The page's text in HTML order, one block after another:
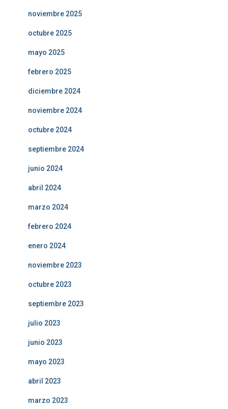
noviembre 2025
octubre 2025
mayo 2025
febrero 2025
diciembre 2024
noviembre 2024
octubre 2024
septiembre 2024
junio 2024
abril 2024
marzo 2024
febrero 2024
enero 2024
noviembre 2023
octubre 2023
septiembre 2023
julio 2023
junio 2023
mayo 2023
abril 2023
marzo 2023